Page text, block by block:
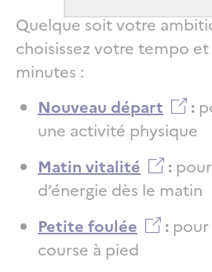
Quelque soit votre
choisissez votre tempo
minutes :
Nouveau départ
:
une activité physique
Matin vitalité
:
d’énergie dès le matin
Petite foulée
:
course à pied